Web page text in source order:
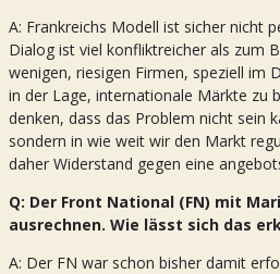
A: Frankreichs Modell ist sicher nicht
Dialog ist viel konfliktreicher als zum
wenigen, riesigen Firmen, speziell im
in der Lage, internationale Märkte zu
denken, dass das Problem nicht sein
sondern in wie weit wir den Markt
daher Widerstand gegen eine
Q: Der Front National (FN) mit
ausrechnen. Wie lässt sich das
A: Der FN war schon bisher damit